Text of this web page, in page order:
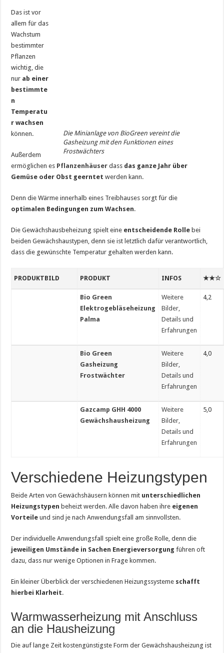
Die Minianlage von BioGreen vereint die
Gasheizung mit den Funktionen eines
Frostwächters
Das ist vor
allem für das
Wachstum
bestimmter
Pflanzen
wichtig, die
nur ab einer
bestimmte
n
Temperatu
r wachsen
können.
Außerdem
ermöglichen es Pflanzenhäuser dass das ganze Jahr über
Gemüse oder Obst geerntet werden kann.
Denn die Wärme innerhalb eines Treibhauses sorgt für die
optimalen Bedingungen zum Wachsen.
Die Gewächshausbeheizung spielt eine entscheidende Rolle bei
beiden Gewächshaustypen, denn sie ist letztlich dafür verantwortlich,
dass die gewünschte Temperatur gehalten werden kann.
PRODUKTBILD PRODUKT INFOS ★★☆
Bio Green
Elektrogebläseheizung
Palma
Weitere
Bilder,
Details und
Erfahrungen
4,2
Bio Green
Gasheizung
Frostwächter
Weitere
Bilder,
Details und
Erfahrungen
4,0
Gazcamp GHH 4000
Gewächshausheizung
Weitere
Bilder,
Details und
Erfahrungen
5,0
Verschiedene Heizungstypen
Beide Arten von Gewächshäusern können mit unterschiedlichen
Heizungstypen beheizt werden. Alle davon haben ihre eigenen
Vorteile und sind je nach Anwendungsfall am sinnvollsten.
Der individuelle Anwendungsfall spielt eine große Rolle, denn die
jeweiligen Umstände in Sachen Energieversorgung führen oft
dazu, dass nur wenige Optionen in Frage kommen.
Ein kleiner Überblick der verschiedenen Heizungssysteme schafft
hierbei Klarheit.
Warmwasserheizung mit Anschluss
an die Hausheizung
Die auf lange Zeit kostengünstigste Form der Gewächshausheizung ist